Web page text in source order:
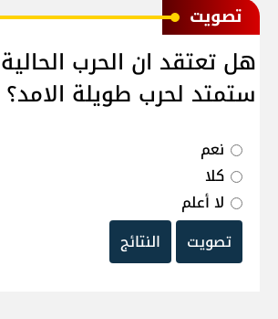
ﺗﺼﻮﻳﺖ
هل تعتقد ان الحرب
ستمتد لحرب طويلة الامد؟
نعم
كلا
لا أعلم
تصويت
النتائج